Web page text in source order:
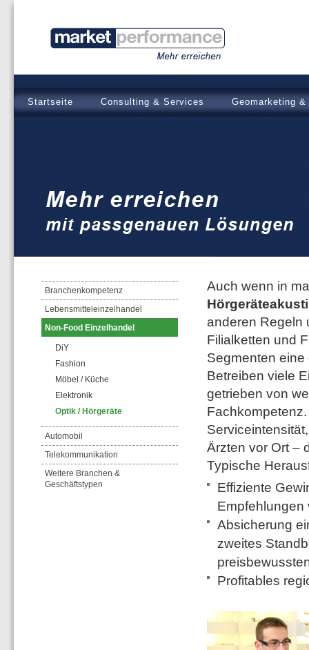
Startseite Consulting & Services Geomarketing
Branchenkompetenz
Lebensmitteleinzelhandel
Non-Food Einzelhandel
DiY
Fashion
Möbel / Küche
Elektronik
Optik / Hörgeräte
Automobil
Telekommunikation
Weitere Branchen &
Geschäftstypen
Auch wenn in
anderen Regeln
Filialketten und
Segmenten
Betreiben viele
getrieben von
Ärzten vor Ort –
Typische
Effiziente
Empfehlungen
Absicherung
zweites
Profitables